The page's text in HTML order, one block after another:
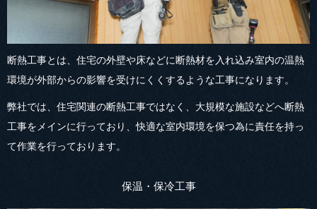
断熱工事とは、住宅の外壁や床などに断熱材を入れ込み室内の温熱
環境が外部からの影響を受けにくくするような工事になります。
弊社では、住宅関連の断熱工事ではなく、大規模な施設などへ断熱
工事をメインに行っており、快適な室内環境を保つ為に責任を持っ
て作業を行っております。
保温・保冷工事